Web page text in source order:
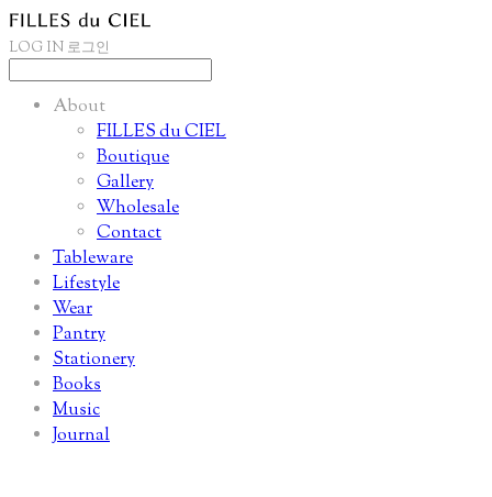
LOG IN 로그인
About
FILLES du CIEL
Boutique
Gallery
Wholesale
Contact
Tableware
Lifestyle
Wear
Pantry
Stationery
Books
Music
Journal